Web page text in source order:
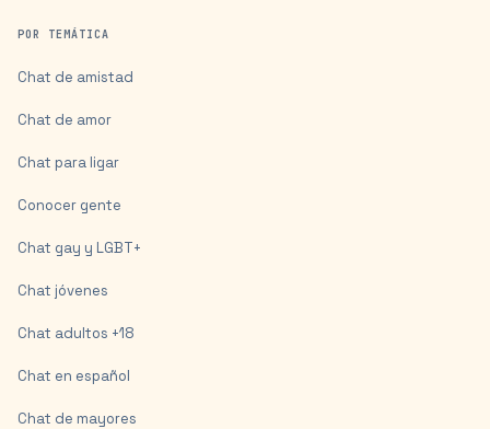
POR TEMÁTICA
Chat de amistad
Chat de amor
Chat para ligar
Conocer gente
Chat gay y LGBT+
Chat jóvenes
Chat adultos +18
Chat en español
Chat de mayores